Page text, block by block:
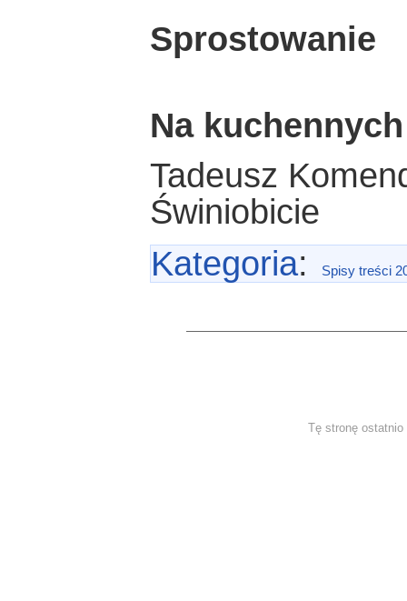
Sprostowanie
Na
Tadeusz
Świniobicie
Kategoria: Spisy treści
Tę stronę ostatnio